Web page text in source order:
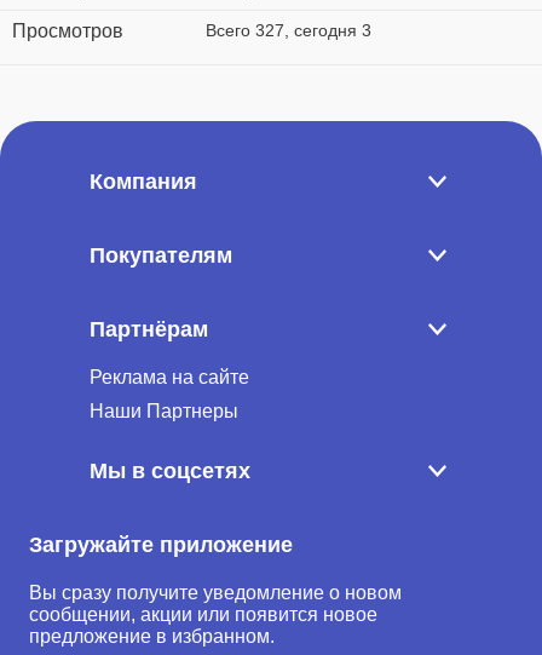
Просмотров Всего 327, сегодня 3
Компания
Покупателям
Партнёрам
Реклама на сайте
Наши Партнеры
Мы в соцсетях
Загружайте приложение
Вы сразу получите уведомление о новом
сообщении, акции или появится новое
предложение в избранном.